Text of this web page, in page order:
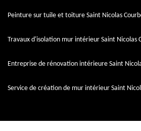
Peinture sur tuile et toiture Saint Nicolas
Travaux d'isolation mur intérieur Saint Nicolas
Entreprise de rénovation intérieure Saint
Service de création de mur intérieur Saint